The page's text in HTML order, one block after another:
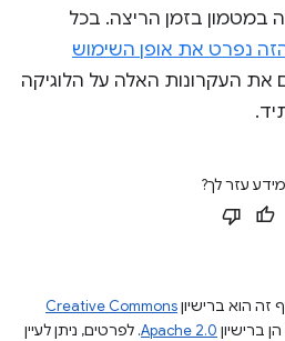
במטמון בזמן הריצה. בכל
נפרט את אופן השימוש
את העקרונות האלה על הלוגיקה
עזר לך?
הוא ברישיוןCreative Commons
ברישיון Apache 2.0. לפרטים, ניתן לעיין